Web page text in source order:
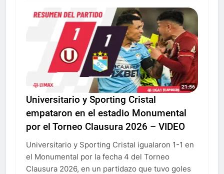
Universitario y Sporting Cristal
empataron en el estadio Monumental
por el Torneo Clausura 2026 – VIDEO
Universitario y Sporting Cristal igualaron 1-1 en
el Monumental por la fecha 4 del Torneo
Clausura 2026, en un partidazo que tuvo goles